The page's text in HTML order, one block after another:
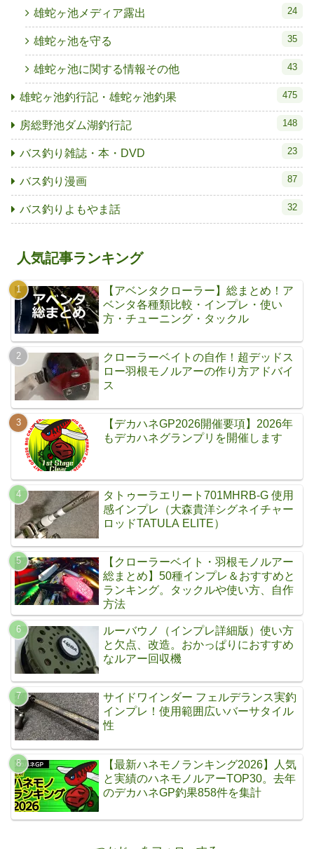
雄蛇ヶ池メディア露出 24
雄蛇ヶ池を守る 35
雄蛇ヶ池に関する情報その他 43
雄蛇ヶ池釣行記・雄蛇ヶ池釣果 475
房総野池ダム湖釣行記 148
バス釣り雑誌・本・DVD 23
バス釣り漫画 87
バス釣りよもやま話 32
人気記事ランキング
【アベンタクローラー】総まとめ！ア
ベンタ各種類比較・インプレ・使い
方・チューニング・タックル
クローラーベイトの自作！超デッドス
ロー羽根モノルアーの作り方アドバイ
ス
【デカハネGP2026開催要項】2026年
もデカハネグランプリを開催します
タトゥーラエリート701MHRB-G 使用
感インプレ（大森貴洋シグネイチャー
ロッドTATULA ELITE）
【クローラーベイト・羽根モノルアー
総まとめ】50種インプレ＆おすすめと
ランキング。タックルや使い方、自作
方法
ルーバウノ（インプレ詳細版）使い方
と欠点、改造。おかっぱりにおすすめ
なルアー回収機
サイドワインダー フェルデランス実釣
インプレ！使用範囲広いバーサタイル
性
【最新ハネモノランキング2026】人気
と実績のハネモノルアーTOP30。去年
のデカハネGP釣果858件を集計